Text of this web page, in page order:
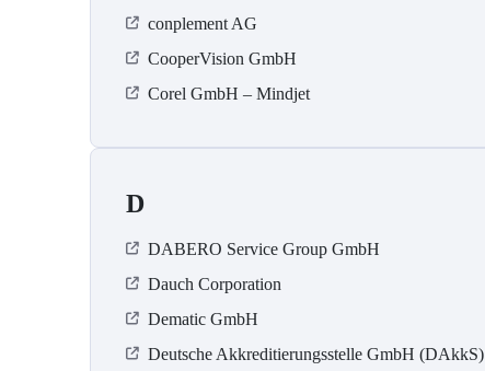
conplement AG
CooperVision GmbH
Corel GmbH – Mindjet
D
DABERO Service Group GmbH
Dauch Corporation
Dematic GmbH
Deutsche Akkreditierungsstelle GmbH (DAkkS)